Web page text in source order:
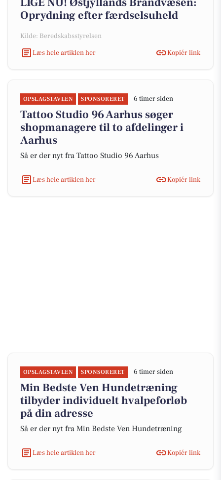
Oprydning efter færdselsuheld
Kilde: Beredskabsstyrelsen
Læs hele artiklen her
Kopiér link
OPSLAGSTAVLEN SPONSORERET 6 timer siden
Tattoo Studio 96 Aarhus søger
shopmanagere til to afdelinger i
Aarhus
Så er der nyt fra Tattoo Studio 96 Aarhus
Læs hele artiklen her Kopiér link
OPSLAGSTAVLEN SPONSORERET 6 timer siden
Min Bedste Ven Hundetræning
tilbyder individuelt hvalpeforløb
på din adresse
Så er der nyt fra Min Bedste Ven Hundetræning
Læs hele artiklen her Kopiér link